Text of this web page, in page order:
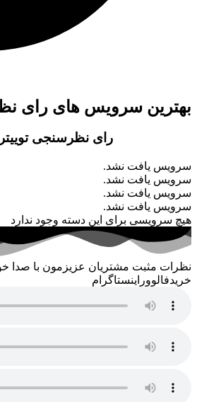
بهترین سرویس های رای
رای نظرسنجی
سرویس یافت نشد.
سرویس یافت نشد.
سرویس یافت نشد.
سرویس یافت نشد.
هیچ سرویسی برای این دسته وجود ندارد
نظرات مثبت مشتریان عزیزمون با صدا
خریدفالووراینستاگرام